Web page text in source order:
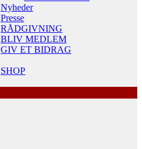
Nyheder
Presse
RÅDGIVNING
BLIV MEDLEM
GIV ET BIDRAG
SHOP